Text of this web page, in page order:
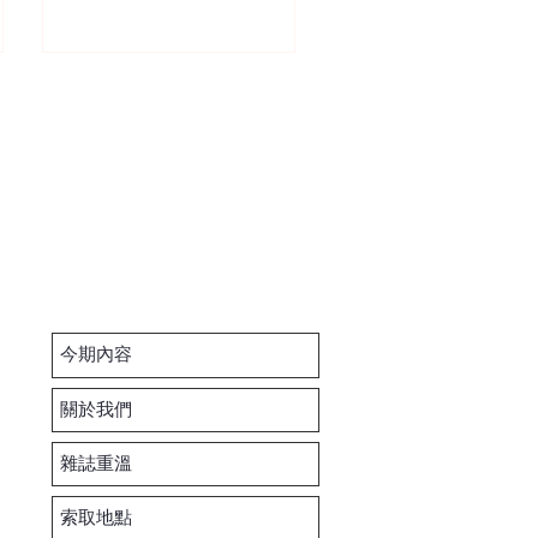
今期內容
關於我們
雜誌重溫
索取地點